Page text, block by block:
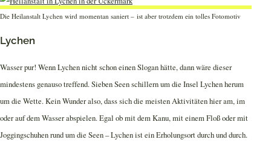
Die Heilanstalt Lychen wird momentan saniert – ist aber trotzdem ein tolles Fotomotiv
Lychen
Wasser pur! Wenn Lychen nicht schon einen Slogan hätte, dann wäre dieser
mindestens genauso treffend. Sieben Seen schillern um die Insel Lychen herum
um die Wette. Kein Wunder also, dass sich die meisten Aktivitäten hier am, im
oder auf dem Wasser abspielen. Egal ob mit dem Kanu, mit einem Floß oder mit
Joggingschuhen rund um die Seen – Lychen ist ein Erholungsort durch und durch.